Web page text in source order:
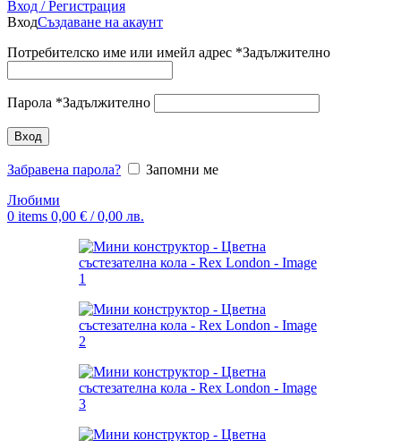
Вход / Регистрация
ВходСъздаване на акаунт
Потребителско име или имейл адрес *Задължително
Парола *Задължително
Вход
Забравена парола?
Запомни ме
Любими
0 items 0,00 € / 0,00 лв.